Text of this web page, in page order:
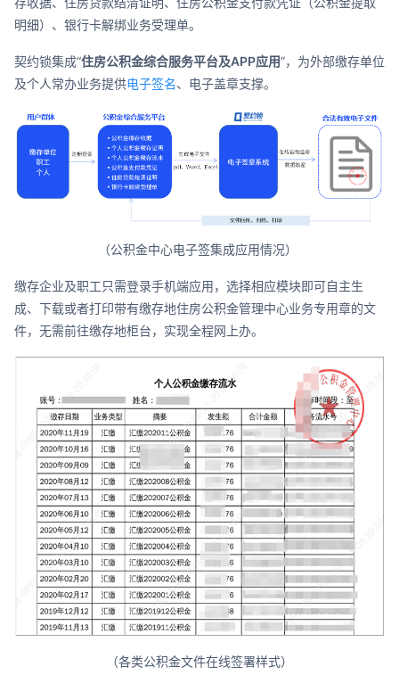
明细）、银行卡解绑业务受理单。
契约锁集成“住房公积金综合服务平台及APP应用”，为外部缴存单位
及个人常办业务提供电子签名、电子盖章支撑。
（公积金中心电子签集成应用情况）
缴存企业及职工只需登录手机端应用，选择相应模块即可自主生
成、下载或者打印带有缴存地住房公积金管理中心业务专用章的文
件，无需前往缴存地柜台，实现全程网上办。
（各类公积金文件在线签署样式）